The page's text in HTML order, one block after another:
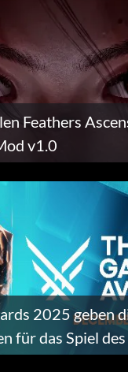
Feathers
v1.0
2025 geben
für das Spiel
Indies an die